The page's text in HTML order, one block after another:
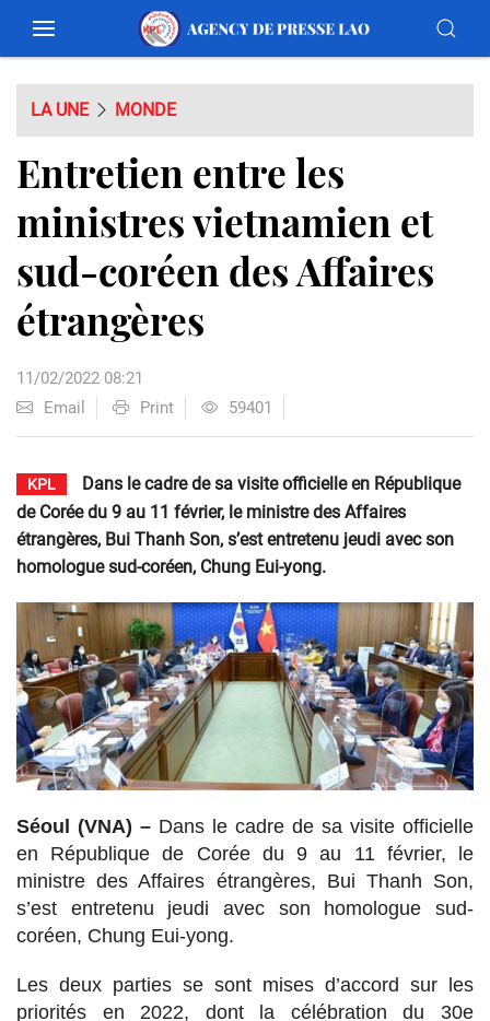
LA UNE MONDE
Entretien entre les
ministres vietnamien et
sud-coréen des Affaires
étrangères
11/02/2022 08:21
Email
Print 59401
KPL
Dans le cadre de sa visite officielle en République
de Corée du 9 au 11 février, le ministre des Affaires
étrangères, Bui Thanh Son, s’est entretenu jeudi avec son
homologue sud-coréen, Chung Eui-yong.
Séoul (VNA) – Dans le cadre de sa visite officielle
en République de Corée du 9 au 11 février, le
ministre des Affaires étrangères, Bui Thanh Son,
s’est entretenu jeudi avec son homologue sud-
coréen, Chung Eui-yong.
Les deux parties se sont mises d’accord sur les
priorités en 2022, dont la célébration du 30e